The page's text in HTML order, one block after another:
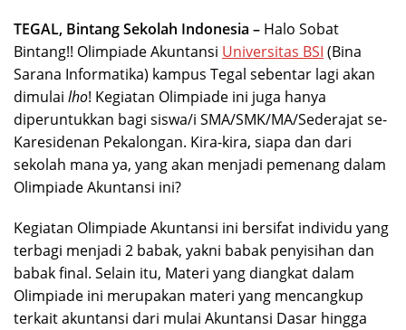
TEGAL, Bintang Sekolah Indonesia – Halo Sobat
Bintang!! Olimpiade Akuntansi Universitas BSI (Bina
Sarana Informatika) kampus Tegal sebentar lagi akan
dimulai lho! Kegiatan Olimpiade ini juga hanya
diperuntukkan bagi siswa/i SMA/SMK/MA/Sederajat se-
Karesidenan Pekalongan. Kira-kira, siapa dan dari
sekolah mana ya, yang akan menjadi pemenang dalam
Olimpiade Akuntansi ini?
Kegiatan Olimpiade Akuntansi ini bersifat individu yang
terbagi menjadi 2 babak, yakni babak penyisihan dan
babak final. Selain itu, Materi yang diangkat dalam
Olimpiade ini merupakan materi yang mencangkup
terkait akuntansi dari mulai Akuntansi Dasar hingga